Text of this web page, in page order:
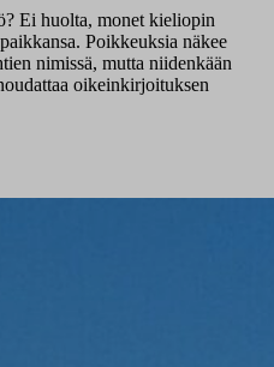
Ei huolta, monet kieliopin
Poikkeuksia näkee
nimissä, mutta niidenkään
oikeinkirjoituksen